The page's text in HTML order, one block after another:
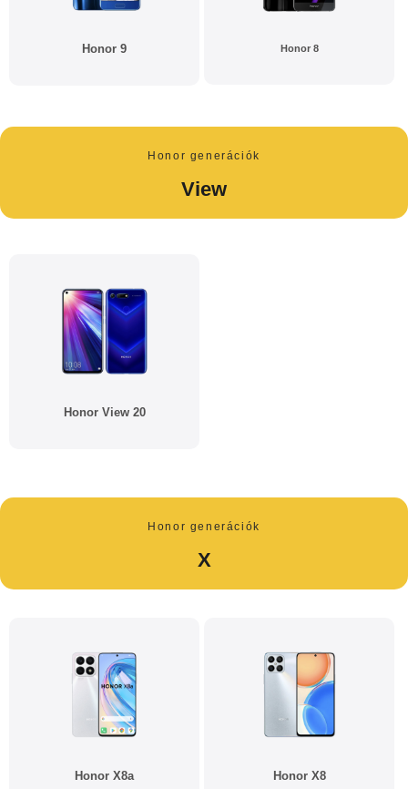
Honor 9 Honor 8
Honor generációk
View
Honor View 20
Honor generációk
X
Honor X8a Honor X8